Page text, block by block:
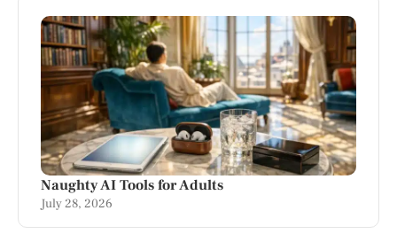
Naughty AI Tools for Adults
July 28, 2026